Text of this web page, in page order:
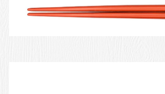
銀座夏野・箸長について